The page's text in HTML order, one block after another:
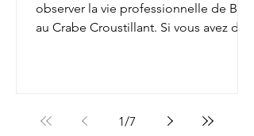
observer la vie professionnelle de Bob
au Crabe Croustillant. Si vous avez déjà
1/7